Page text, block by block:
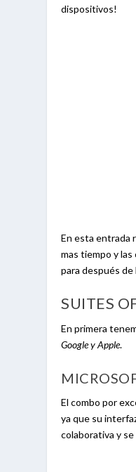
dispositivos!
En esta entrada
mas tiempo y
para después
SUITES
En primera
Google y Apple.
El combo por
ya que su
colaborativa y